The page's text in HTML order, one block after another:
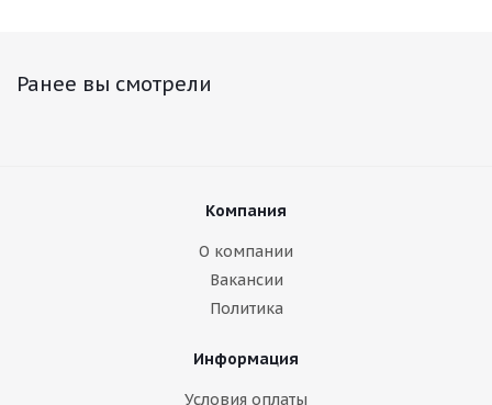
Ранее вы смотрели
Компания
О компании
Вакансии
Политика
Информация
Условия оплаты